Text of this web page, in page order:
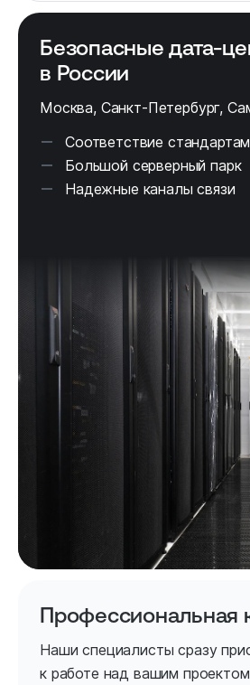
Безопасные
в России
Москва, Санкт-Петербург,
Соответствие
Большой серверный парк
Надежные каналы связи
Профессиональная
Наши специалисты сразу
к работе над вашим проектом